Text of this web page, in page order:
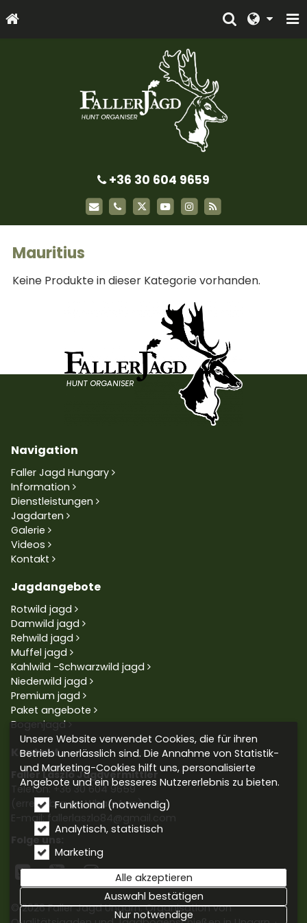
+36 30 604 9659
Mauritius
Keine Produkte in dieser Kategorie vorhanden.
Navigation
Faller Jagd Hungary
Information
Dienstleistungen
Jagdarten
Galerie
Videos
Kontakt
Jagdangebote
Rotwild jagd
Damwild jagd
Rehwild jagd
Muffel jagd
Kahlwild -Schwarzwild jagd
Niederwild jagd
Premium jagd
Paket angebote
Bogenjagd
Kontakt
Faller László Jagdvermittler
Telefon:+36 30 604 9659
(erreichbar an WhatsApp)
E-mail: fallerlaszlo84@gmail.com
Folge uns:
  
© 2026 Faller Jagd Ungarn. Organisation von
Unsere Website verwendet Cookies, die für ihren
Betrieb unerlässlich sind. Die Annahme von Statistik-
und Marketing-Cookies hilft uns, personalisierte
Angebote und ein besseres Nutzererlebnis zu bieten.
Funktional (notwendig)
Analytisch, statistisch
Marketing
Alle akzeptieren
Auswahl bestätigen
Nur notwendige